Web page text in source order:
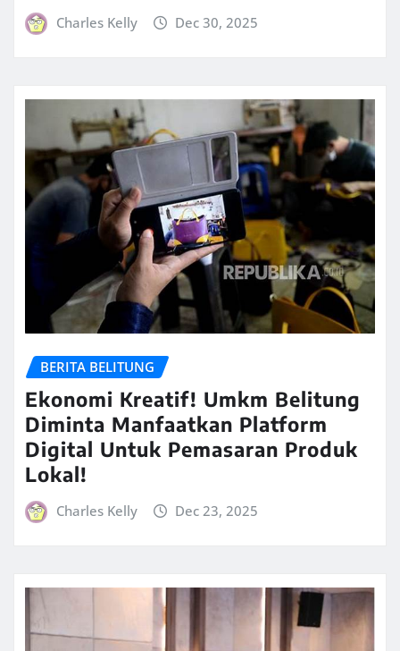
Charles Kelly Dec 30, 2025
BERITA BELITUNG
Ekonomi Kreatif! Umkm Belitung
Diminta Manfaatkan Platform
Digital Untuk Pemasaran Produk
Lokal!
Charles Kelly Dec 23, 2025